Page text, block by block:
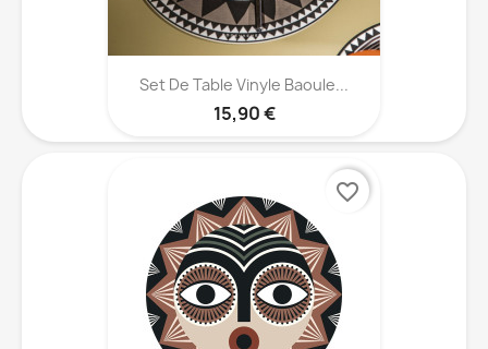
Set De Table Vinyle Baoule...
15,90 €
favorite_border